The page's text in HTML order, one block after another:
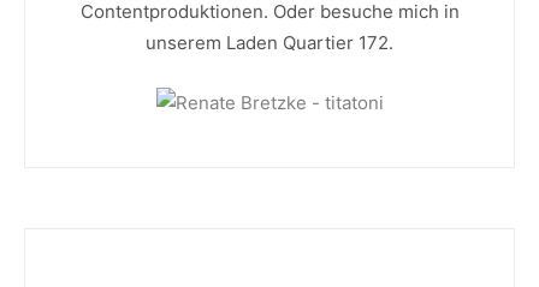
Contentproduktionen. Oder besuche mich in
unserem Laden Quartier 172.